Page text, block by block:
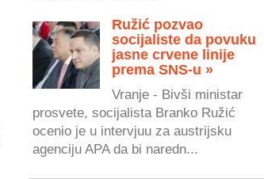
Ružić pozvao
socijaliste da povuku
jasne crvene linije
prema SNS-u »
Vranje - Bivši ministar
prosvete, socijalista Branko Ružić
ocenio je u intervjuu za austrijsku
agenciju APA da bi naredn...